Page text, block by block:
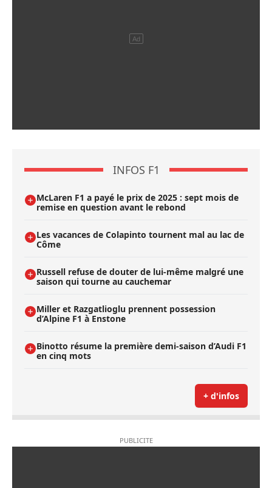
INFOS F1
McLaren F1 a payé le prix de 2025 : sept mois de
remise en question avant le rebond
Les vacances de Colapinto tournent mal au lac de
Côme
Russell refuse de douter de lui-même malgré une
saison qui tourne au cauchemar
Miller et Razgatlioglu prennent possession
d’Alpine F1 à Enstone
Binotto résume la première demi-saison d’Audi F1
en cinq mots
+ d'infos